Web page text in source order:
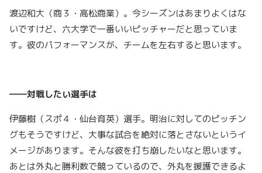
渡辺和大（商３・高松商業）。今シーズンはあまりよくはな
いですけど、六大学で一番いいピッチャーだと思っていま
す。彼のパフォーマンスが、チームを左右すると思います。
――対戦したい選手は
伊藤樹（スポ４・仙台育英）選手。明治に対してのピッチン
グもそうですけど、大事な試合を絶対に落とさないというイ
メージがあります。そんな彼を打ち崩したいなと思います。
あとは外丸と勝利数で競っているので、外丸を援護できるよ